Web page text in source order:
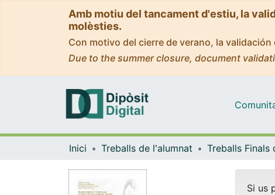
Amb motiu del tancament d'estiu, la
molèsties.
Con motivo del cierre de verano, la
Due to the summer closure, document
Inici Treballs de l'alumnat
Si us